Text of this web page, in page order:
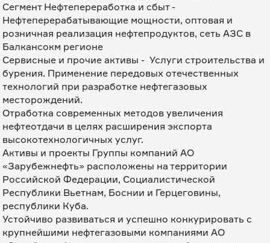
Сегмент Нефтепереработка и сбыт -
Нефтеперерабатывающие мощности, оптовая и
розничная реализация нефтепродуктов, сеть АЗС в
Балкансокм регионе
Сервисные и прочие активы -  Услуги строительства и
бурения. Применение передовых отечественных
технологий при разработке нефтегазовых
месторождений.
Отработка современных методов увеличения
нефтеотдачи в целях расширения экспорта
высокотехнологичных услуг.
Активы и проекты Группы компаний АО
«Зарубежнефть» расположены на территории
Российской Федерации, Социалистической
Республики Вьетнам, Боснии и Герцеговины,
республики Куба.
Устойчиво развиваться и успешно конкурировать с
крупнейшими нефтегазовыми компаниями АО